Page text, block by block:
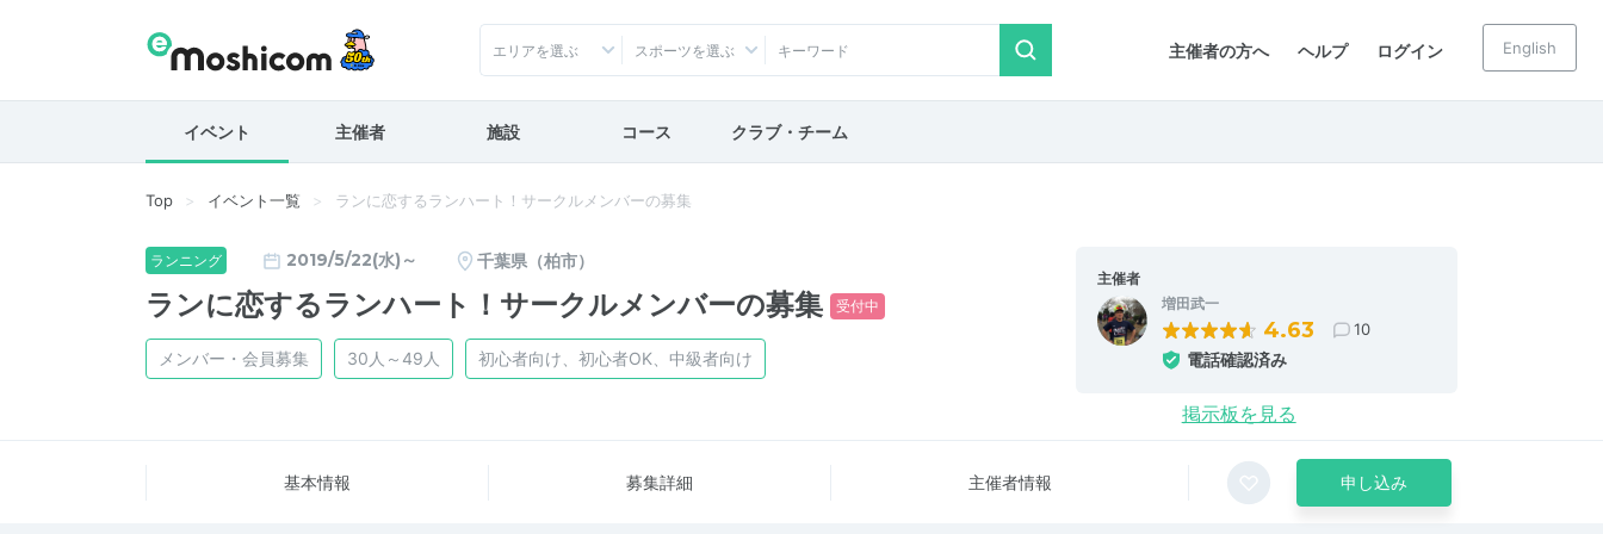
主催者の方へ ヘルプ ログイン
エリアを選ぶ スポーツを選ぶ English
イベント 主催者 施設 コース クラブ・チーム
Top イベント一覧 ランに恋するランハート！サークルメンバーの募集
ランニング 2019/5/22(水)～ 千葉県（柏市）
ランに恋するランハート！サークルメンバーの募集 受付中
メンバー・会員募集 30人～49人 初心者向け、初心者OK、中級者向け
主催者
増田武一
4.63 10
電話確認済み
掲示板を見る
基本情報 募集詳細 主催者情報 申し込み